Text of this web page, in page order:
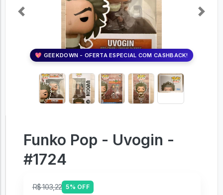
💖 GEEKDOWN - OFERTA ESPECIAL COM CASHBACK!
Previous Next
Funko Pop - Uvogin -
#1724
R$ 103,22 5% OFF